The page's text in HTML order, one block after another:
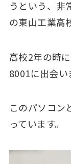
うという、非
の東山工業高
高校2年の時
8001に出会い
このパソコン
っています。